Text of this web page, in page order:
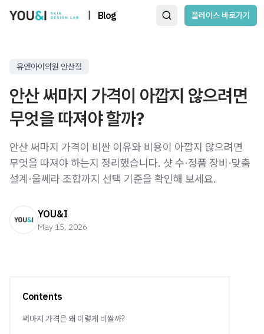
Blog 플레이스 바로가기
유앤아이의원 안산점
안산 써마지 가격이 아깝지 않으려면
무엇을 따져야 할까?
안산 써마지 가격이 비싼 이유와 비용이 아깝지 않으려면
무엇을 따져야 하는지 정리했습니다. 샷 수·정품 장비·맞춤
설계·울쎄라 조합까지 선택 기준을 확인해 보세요.
YOU&I
May 15, 2026
Contents
써마지 가격은 왜 이렇게 비쌀까?